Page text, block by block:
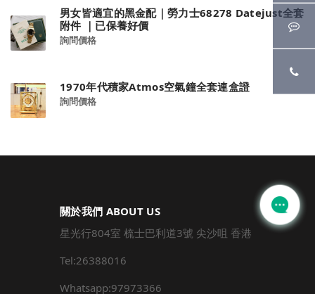
男女皆適宜的黑金配｜勞力士68278 Datejust全套
附件 ｜已保養好價
詢問價格
1970年代積家Atmos空氣鐘全套連盒證
詢問價格
關於我們 ABOUT US
星光行804室 梳士巴利道3號 尖沙咀 香港
Tel:26388016
Whatsapp:97973366